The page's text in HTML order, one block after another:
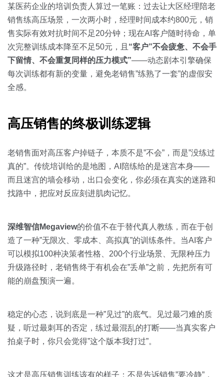
某医药企业的培训负责人算过一笔账：过去让大区经理陪老
销售练高压场景，一次两小时，经理时间成本约800元，销
售实际有效对抗时间不足20分钟；现在AI客户随时待命，单
次完整训练成本降至不足50元，且 “客户”不会疲惫、不会手
下留情、不会重复同样的压力模式”——动态剧本引擎确保
每次训练都有新的变量，避免老销售”练熟了一套”的虚假安
全感。
高压销售的终极训练逻辑
老销售面对高压客户掉链子，本质不是”不会”，而是”没练过
真的”。传统培训给的是地图，AI陪练给的是迷宫本身——
而且迷宫的墙会移动，出口会变化，你必须在真实的迷路和
找路中，把应对反应刻进肌肉记忆。
深维智信Megaview的价值不在于替代真人教练，而在于创
造了一种”无限次、零成本、高拟真”的训练条件。当AI客户
可以模拟100种决策者性格、200个行业场景、无限种压力
升级路径时，老销售终于有机会在”丢单”之前，先把所有可
能的崩盘预演一遍。
稳定的心态，说到底是一种”见过”的底气。见过最刁难的质
疑，听过最刺耳的否定，练过最混乱的打断——当真实客户
拍桌子时，你只会觉得”这个版本我打过”。
这才是高压销售训练该有的样子：不是告诉销售”要冷静”，